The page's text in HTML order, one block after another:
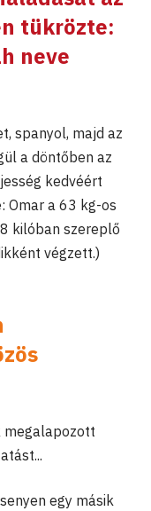
tükrözte:
neve
spanyol, majd az
a döntőben az
kedvéért
Omar a 63 kg-os
kilóban szereplő
végzett.)
megalapozott
egy másik